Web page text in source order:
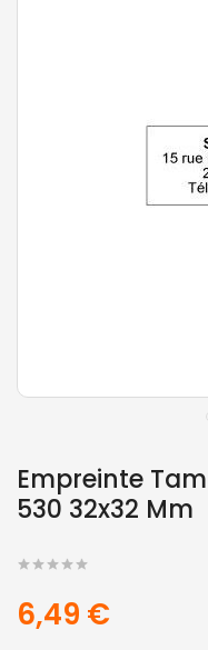
Empreinte
530 32x32 Mm
6,49 €